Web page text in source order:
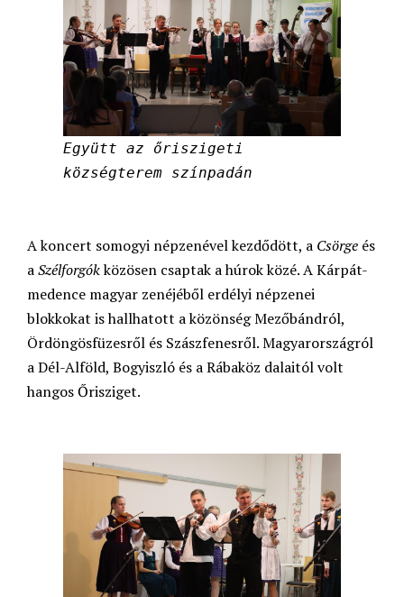
Együtt az őriszigeti
községterem színpadán
A koncert somogyi népzenével kezdődött, a Csörge és
aSzélforgókközösen csaptak a húrok közé. A Kárpát-
medence magyar zenéjéből erdélyi népzenei
blokkokat is hallhatott a közönség Mezőbándról,
Ördöngösfüzesről és Szászfenesről. Magyarországról
a Dél-Alföld, Bogyiszló és a Rábaköz dalaitól volt
hangos Őrisziget.